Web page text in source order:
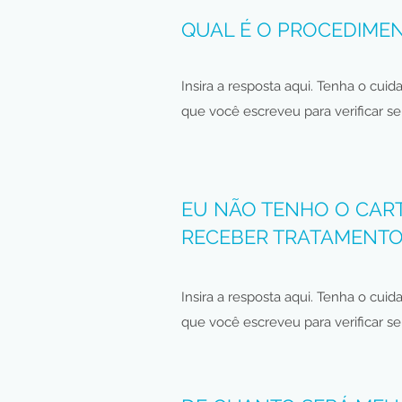
QUAL É O
Insira a resposta aqui. Tenha o
que você escreveu para verificar
EU NÃO TENHO O
RECEBER
Insira a resposta aqui. Tenha o
que você escreveu para verificar